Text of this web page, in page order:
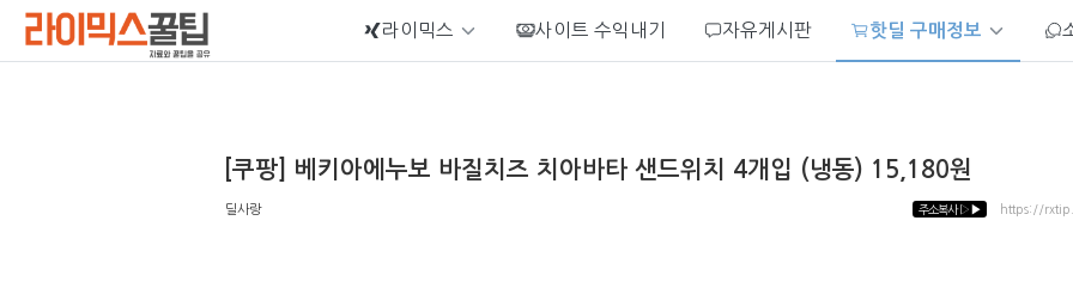
라이믹스 사이트 수익내기 자유게시판 핫딜 구매정보
[쿠팡] 베키아에누보 바질치즈 치아바타 샌드위치 4개입 (냉동) 15,180원
딜사랑 주소복사 ▷▶ https://
Sketchbook5, 스케치북5